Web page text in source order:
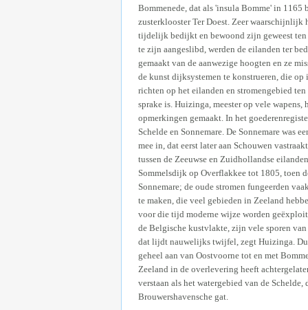
Bommenede, dat als 'insula Bomme' in 1165
zusterklooster Ter Doest. Zeer waarschijnlijk
tijdelijk bedijkt en bewoond zijn geweest
te zijn aangeslibd, werden de eilanden ter
gemaakt van de aanwezige hoogten en ze
de kunst dijksystemen te konstrueren, die
richten op het eilanden en stromengebied
sprake is. Huizinga, meester op vele
opmerkingen gemaakt. In het
Schelde en Sonnemare. De Sonnemare was
mee in, dat eerst later aan Schouwen
tussen de Zeeuwse en Zuidhollandse
Sommelsdijk op Overflakkee tot 1805, toen
Sonnemare; de oude stromen fungeerden
te maken, die veel gebieden in Zeeland
voor die tijd moderne wijze worden
de Belgische kustvlakte, zijn vele sporen
dat lijdt nauwelijks twijfel, zegt Huizinga.
geheel aan van Oostvoorne tot en met
Zeeland in de overlevering heeft
verstaan als het watergebied van de
Brouwershavensche gat.